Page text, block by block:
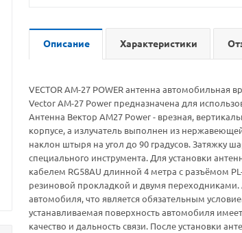
Описание Характеристики
VECTOR AM-27 POWER антенна автомобильная
Vector AM-27 Power предназначена для
Антенна Вектор AM27 Power - врезная,
корпусе, а излучатель выполнен из
наклон штыря на угол до 90 градусов. Затяжку
специального инструмента. Для установки
кабелем RG58AU длинной 4 метра с разъёмом
резиновой прокладкой и двумя переходниками.
автомобиля, что является обязательным
устанавливаемая поверхность автомобиля
качество и дальность связи. После установки